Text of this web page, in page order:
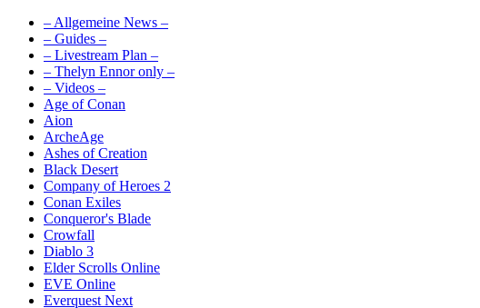
– Allgemeine News –
– Guides –
– Livestream Plan –
– Thelyn Ennor only –
– Videos –
Age of Conan
Aion
ArcheAge
Ashes of Creation
Black Desert
Company of Heroes 2
Conan Exiles
Conqueror's Blade
Crowfall
Diablo 3
Elder Scrolls Online
EVE Online
Everquest Next